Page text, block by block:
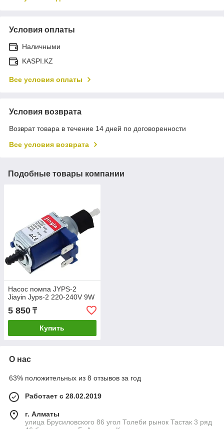
Условия оплаты
Наличными
KASPI.KZ
Все условия оплаты
Условия возврата
Возврат товара в течение 14 дней по договоренности
Все условия возврата
Подобные товары компании
Насос помпа JYPS-2
Jiayin Jyps-2 220-240V 9W
5 850 ₸
Купить
О нас
63% положительных из 8 отзывов за год
Работает с 28.02.2019
г. Алматы
улица Брусиловского 86 угол Толеби рынок Тастак 3 ряд